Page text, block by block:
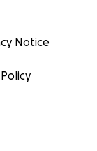
Notice